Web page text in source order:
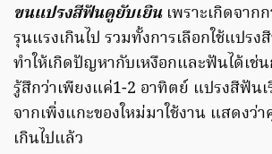
ขนแปรงสีฟันดูยับเยินเพราะเกิดจาก
รุนแรงเกินไป รวมทั้งการเลือกใช้แปร
ทำให้เกิดปัญหากับเหงือกและฟันได้เช่
รู้สึกว่าเพียงแค่1-2 อาทิตย์ แปรงสีฟัน
จากเพิ่งแกะของใหม่มาใช้งาน แสดง
เกินไปแล้ว